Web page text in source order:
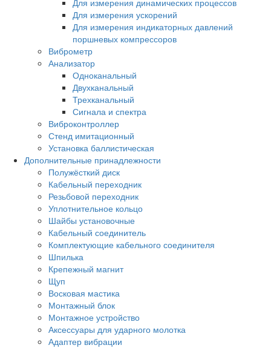
Для измерения динамических процессов
Для измерения ускорений
Для измерения индикаторных давлений
поршневых компрессоров
Виброметр
Анализатор
Одноканальный
Двухканальный
Трехканальный
Сигнала и спектра
Виброконтроллер
Стенд имитационный
Установка баллистическая
Дополнительные принадлежности
Полужёсткий диск
Кабельный переходник
Резьбовой переходник
Уплотнительное кольцо
Шайбы установочные
Кабельный соединитель
Комплектующие кабельного соединителя
Шпилька
Крепежный магнит
Щуп
Восковая мастика
Монтажный блок
Монтажное устройство
Аксессуары для ударного молотка
Адаптер вибрации